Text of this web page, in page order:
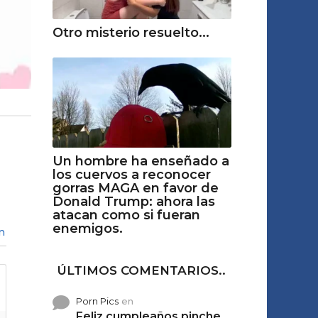
Otro misterio resuelto...
Un hombre ha enseñado a
los cuervos a reconocer
gorras MAGA en favor de
Donald Trump: ahora las
atacan como si fueran
enemigos.
ÚLTIMOS COMENTARIOS..
Porn Picsen